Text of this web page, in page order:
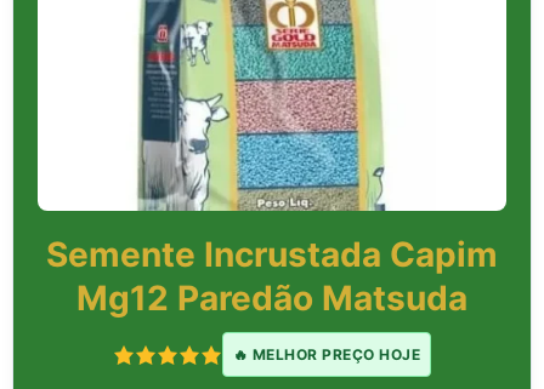
Semente Incrustada Capim
Mg12 Paredão Matsuda
🔥 MELHOR PREÇO HOJE